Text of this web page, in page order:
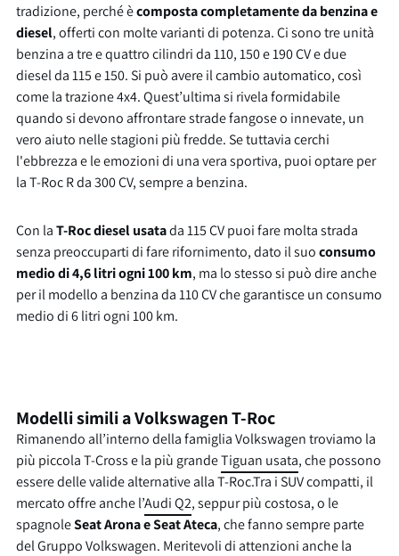
tradizione, perché ècomposta completamente da benzina e
diesel, offerti con molte varianti di potenza. Ci sono tre unità
benzina a tre e quattro cilindri da 110, 150 e 190 CV e due
diesel da 115 e 150. Si può avere il cambio automatico, così
come la trazione 4x4. Quest’ultima si rivela formidabile
quando si devono affrontare strade fangose o innevate, un
vero aiuto nelle stagioni più fredde. Se tuttavia cerchi
l'ebbrezza e le emozioni di una vera sportiva, puoi optare per
la T-Roc R da 300 CV, sempre a benzina.
Con laT-Roc diesel usatada 115 CV puoi fare molta strada
senza preoccuparti di fare rifornimento, dato il suoconsumo
medio di 4,6 litri ogni 100 km, ma lo stesso si può dire anche
per il modello a benzina da 110 CV che garantisce un consumo
medio di 6 litri ogni 100 km.
Modelli simili a Volkswagen T-Roc
Rimanendo all’interno della famiglia Volkswagen troviamo la
più piccola T-Cross e la più grandeTiguan usata, che possono
essere delle valide alternative alla T-Roc.Tra i SUV compatti, il
mercato offre anche l’Audi Q2, seppur più costosa, o le
spagnoleSeat Arona e Seat Ateca, che fanno sempre parte
del Gruppo Volkswagen. Meritevoli di attenzioni anche la